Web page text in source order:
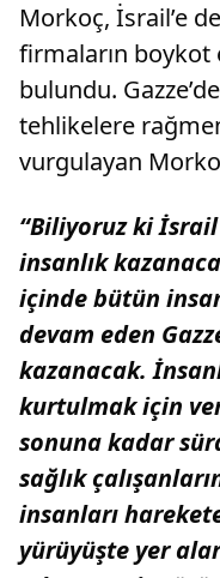
Morkoç, İsrail’e
firmaların boykot
bulundu.
tehlikelere
vurgulayan
“Biliyoruz ki İsrail
insanlık
içinde bütün
devam eden
kazanacak.
kurtulmak için
sonuna kadar
sağlık
insanları
yürüyüşte yer